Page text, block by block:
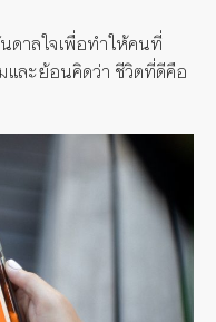
นดาลใจเพื่อทำให้คนที่
และย้อนคิดว่า ชีวิตที่ดีคือ